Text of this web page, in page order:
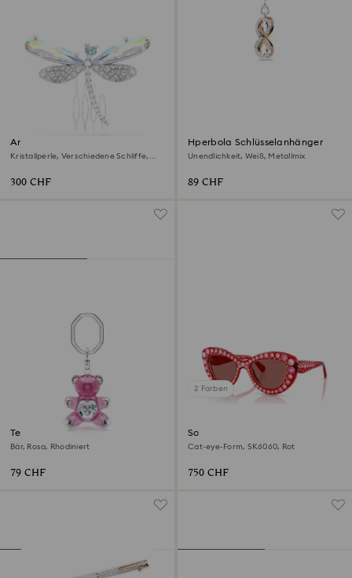
Ariana Grande x Swarovski
Brosche und Haar-Accessoire
Kristallperle, Verschiedene Schliffe,
300 CHF
Hperbola Schlüsselanhänger
Unendlichkeit, Weiß, Metallmix
89 CHF
Teddy Schlüsselanhänger
Bär, Rosa, Rhodiniert
79 CHF
2 Farben
Sonnenbrille
Cat-eye-Form, SK6060, Rot
750 CHF